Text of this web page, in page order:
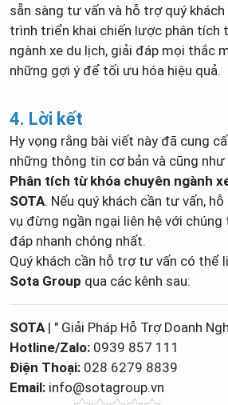
sẵn sàng tư vấn và hỗ trợ quý
trình triển khai chiến lược phân tích
ngành xe du lịch, giải đáp mọi thắc
những gợi ý để tối ưu hóa hiệu quả.
4. Lời kết
Hy vọng rằng bài viết này đã cung
những thông tin cơ bản và cũng
Phân tích từ khóa chuyên ngành
SOTA. Nếu quý khách cần tư vấn,
vụ đừng ngần ngại liên hệ với
đáp nhanh chóng nhất.
Quý khách cần hỗ trợ tư vấn có thể
Sota Group qua các kênh sau:
SOTA| " Giải Pháp Hỗ Trợ Doanh
Hotline/Zalo: 0939 857 111
Điện Thoại: 028 6279 8839
Email: info@sotagroup.vn